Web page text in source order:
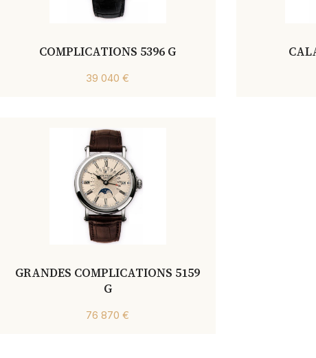
COMPLICATIONS 5396 G
39 040 €
GRANDES COMPLICATIONS 5159
G
76 870 €